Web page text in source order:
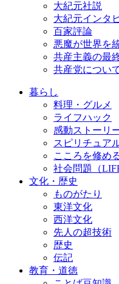
大紀元社説
大紀元インタ
百家評論
悪魔が世界を
共産主義の最
共産党につい
暮らし
料理・グルメ
ライフハック
感動ストーリ
スピリチュア
こころを修め
社会問題（
文化・歴史
ものがたり
東洋文化
西洋文化
先人の超技術
歴史
伝記
教育・道徳